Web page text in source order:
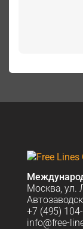
Москва, ул.
+7 (495)
info@free-